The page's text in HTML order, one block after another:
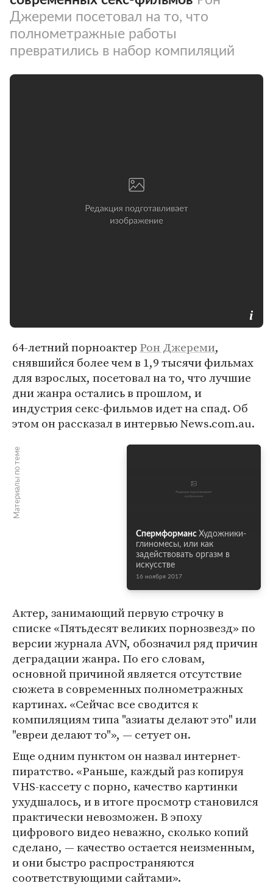
Джереми посетовал на то, что
полнометражные работы
превратились в набор компиляций
64-летний порноактер Рон Джереми,
снявшийся более чем в 1,9 тысячи фильмах
для взрослых, посетовал на то, что лучшие
дни жанра остались в прошлом, и
индустрия секс-фильмов идет на спад. Об
этом он рассказал в интервью News.com.au.
Материалы по теме
Спермформанс Художники-
глиномесы, или как
задействовать оргазм в
искусстве
16 ноября 2017
Актер, занимающий первую строчку в
списке «Пятьдесят великих порнозвезд» по
версии журнала AVN, обозначил ряд причин
деградации жанра. По его словам,
основной причиной является отсутствие
сюжета в современных полнометражных
картинах. «Сейчас все сводится к
компиляциям типа "азиаты делают это" или
"евреи делают то"», — сетует он.
Еще одним пунктом он назвал интернет-
пиратство. «Раньше, каждый раз копируя
VHS-кассету с порно, качество картинки
ухудшалось, и в итоге просмотр становился
практически невозможен. В эпоху
цифрового видео неважно, сколько копий
сделано, — качество остается неизменным,
и они быстро распространяются
соответствующими сайтами».